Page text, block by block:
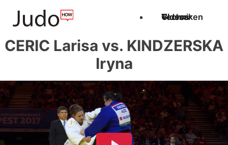
Techniken
Videos
Glossar
CERIC Larisa vs. KINDZERSKA
Iryna